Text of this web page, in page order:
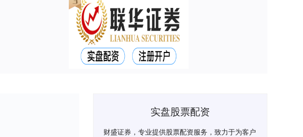
实盘股票配资
财盛证券，专业提供股票配资服务，致力于为客户